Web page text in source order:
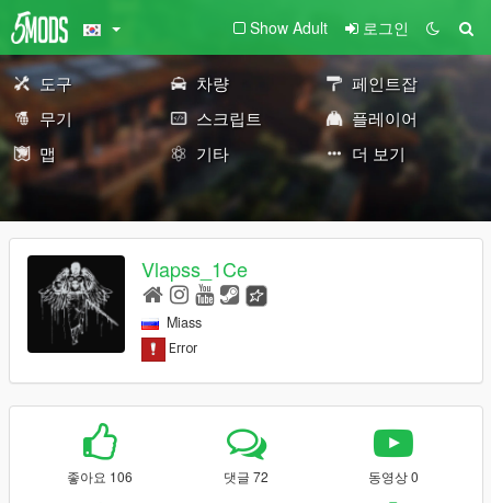
Show Adult 로그인
도구 차량
페인트잡
무기
스크립트
플레이어
맵
기타 더 보기
Vlapss_1Ce
Miass
좋아요 106 댓글 72 동영상 0